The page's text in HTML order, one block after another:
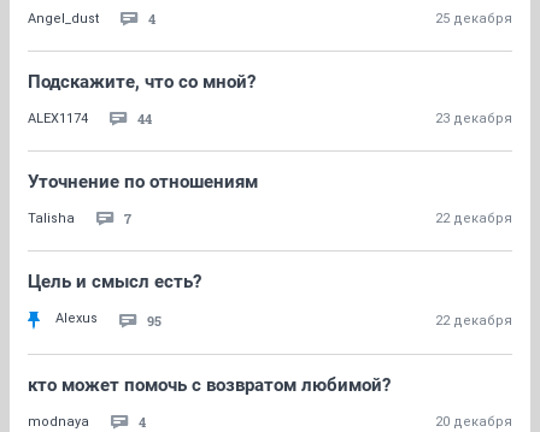
Angel_dust 4 25 декабря
Подскажите, что со мной?
ALEX1174 44 23 декабря
Уточнение по отношениям
Talisha 7 22 декабря
Цель и смысл есть?
Alexus 95 22 декабря
кто может помочь с возвратом любимой?
modnaya 4 20 декабря